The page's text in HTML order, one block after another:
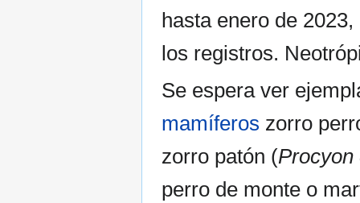
hasta enero de
los registros.
Se espera ver
mamíferos zorro
zorro patón (Procyon
perro de monte o